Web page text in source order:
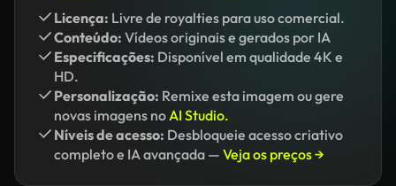
Licença: Livre de royalties para uso comercial.
Conteúdo: Vídeos originais e gerados por IA
Especificações: Disponível em qualidade 4K e
HD.
Personalização: Remixe esta imagem ou gere
novas imagens noAI Studio.
Níveis de acesso: Desbloqueie acesso criativo
completo e IA avançada — Veja os preços →